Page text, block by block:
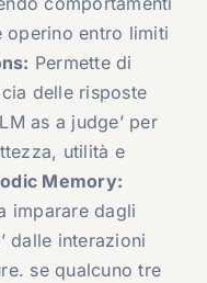
operino entro limiti
Permette di
delle risposte
as a judge’ per
utilità e
Memory:
imparare dagli
dalle interazioni
se qualcuno tre